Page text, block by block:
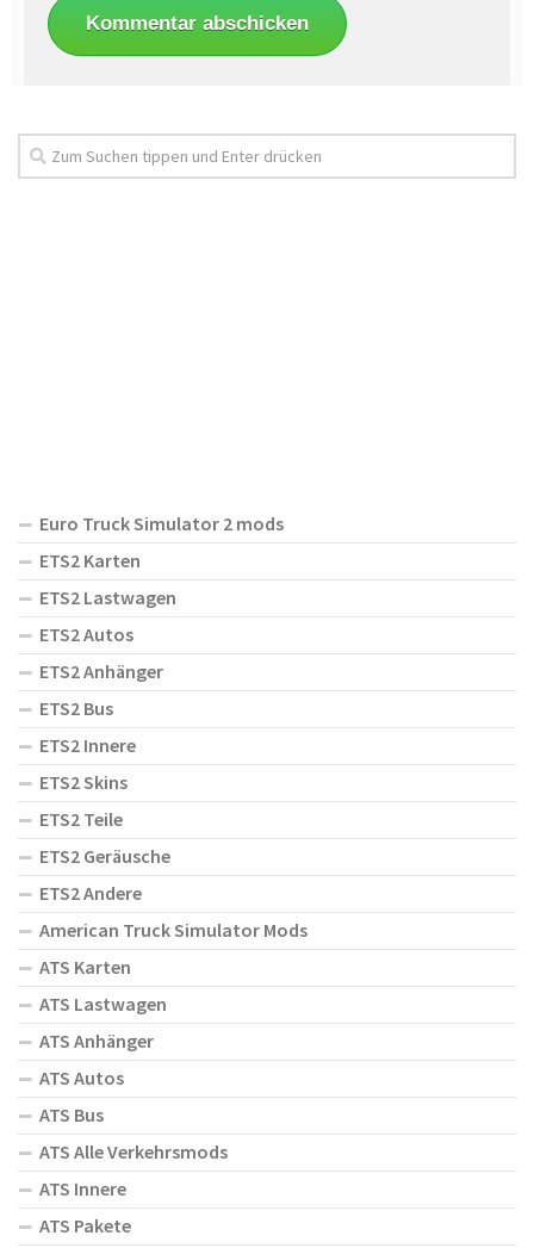
Euro Truck Simulator 2 mods
ETS2 Karten
ETS2 Lastwagen
ETS2 Autos
ETS2 Anhänger
ETS2 Bus
ETS2 Innere
ETS2 Skins
ETS2 Teile
ETS2 Geräusche
ETS2 Andere
American Truck Simulator Mods
ATS Karten
ATS Lastwagen
ATS Anhänger
ATS Autos
ATS Bus
ATS Alle Verkehrsmods
ATS Innere
ATS Pakete